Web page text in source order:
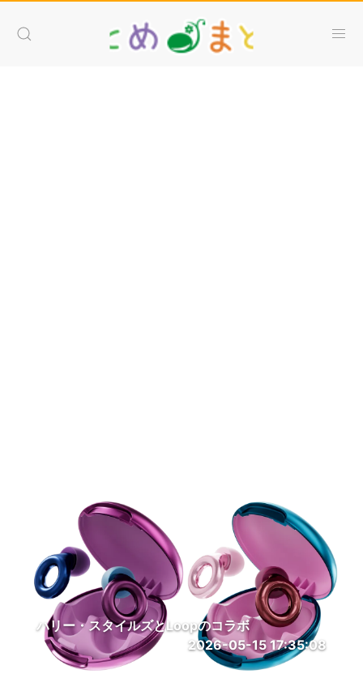
ハリー・スタイルズとLoopのコラボ
2026-05-15 17:35:08